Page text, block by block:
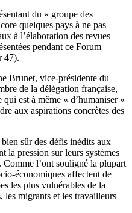
du « groupe des
quelques pays à ne pas
à l’élaboration des revues
pendant ce Forum
47).
Brunet, vice-présidente du
de la délégation française,
est à même « d’humaniser »
aux aspirations concrètes des
sûr des défis inédits aux
la pression sur leurs systèmes
Comme l’ont souligné la plupart
économiques affectent de
les plus vulnérables de la
les migrants et les travailleurs